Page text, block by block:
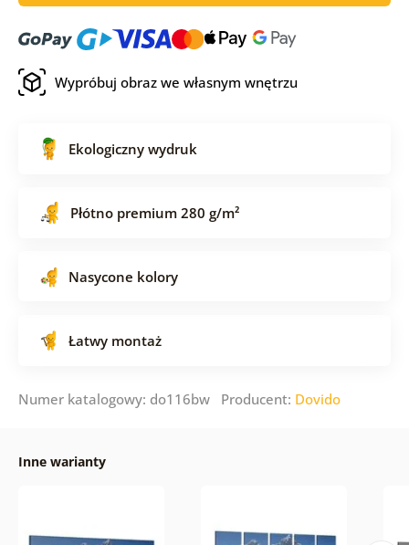
Wypróbuj obraz we własnym wnętrzu
Ekologiczny wydruk
Płótno premium 280 g/m²
Nasycone kolory
Łatwy montaż
Numer katalogowy: do116bw Producent: Dovido
Inne warianty